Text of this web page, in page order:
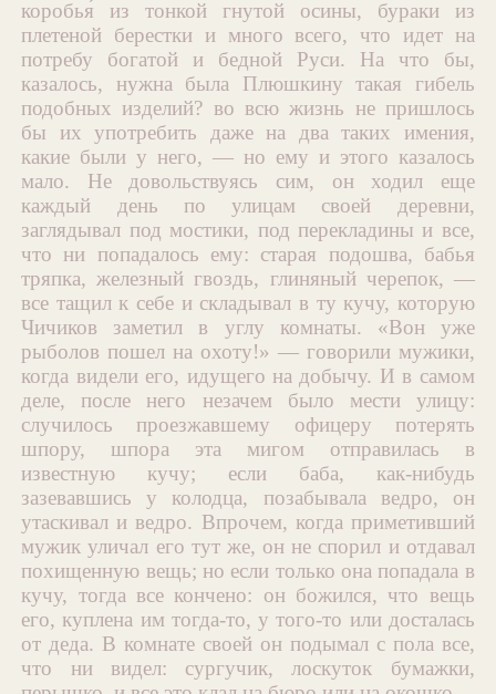
коробья́ из тонкой гнутой осины, бураки из
плетеной берестки и много всего, что идет на
потребу богатой и бедной Руси. На что бы,
казалось, нужна была Плюшкину такая гибель
подобных изделий? во всю жизнь не пришлось
бы их употребить даже на два таких имения,
какие были у него, — но ему и этого казалось
мало. Не довольствуясь сим, он ходил еще
каждый день по улицам своей деревни,
заглядывал под мостики, под перекладины и все,
что ни попадалось ему: старая подошва, бабья
тряпка, железный гвоздь, глиняный черепок, —
все тащил к себе и складывал в ту кучу, которую
Чичиков заметил в углу комнаты. «Вон уже
рыболов пошел на охоту!» — говорили мужики,
когда видели его, идущего на добычу. И в самом
деле, после него незачем было мести улицу:
случилось проезжавшему офицеру потерять
шпору, шпора эта мигом отправилась в
известную кучу; если баба, как-нибудь
зазевавшись у колодца, позабывала ведро, он
утаскивал и ведро. Впрочем, когда приметивший
мужик уличал его тут же, он не спорил и отдавал
похищенную вещь; но если только она попадала в
кучу, тогда все кончено: он божился, что вещь
его, куплена им тогда-то, у того-то или досталась
от деда. В комнате своей он подымал с пола все,
что ни видел: сургучик, лоскуток бумажки,